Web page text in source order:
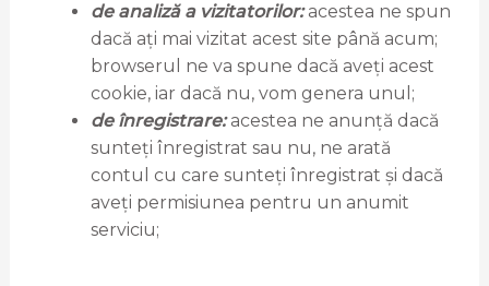
de analiză a vizitatorilor: acestea ne spun
dacă ați mai vizitat acest site până acum;
browserul ne va spune dacă aveți acest
cookie, iar dacă nu, vom genera unul;
de înregistrare:acestea ne anunță dacă
sunteți înregistrat sau nu, ne arată
contul cu care sunteți înregistrat și dacă
aveți permisiunea pentru un anumit
serviciu;